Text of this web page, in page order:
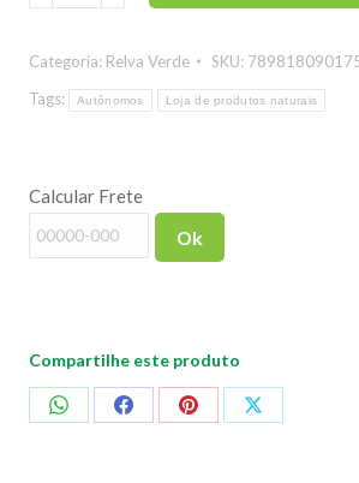
quantidade
Categoria: Relva Verde SKU:
Tags:
Autônomos Loja de produtos naturais
Calcular Frete
Ok
Compartilhe este produto
CompartilharCompartilharCompartilharCompartilhar